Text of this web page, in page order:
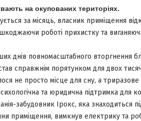
на окупованих територіях.
за місяць, власник приміщення
роботі прихистку та
днів повномасштабного вторгнення
справжнім порятунком для двох
не просто місце для сну, а триразове
та юридична підтримка для
забудовник Ірокс, яка знаходиться
приміщення, вимкнув електрику та